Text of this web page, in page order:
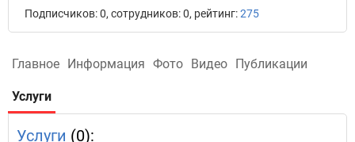
Подписчиков: 0, сотрудников: 0, рейтинг:275
Главное Информация Фото Видео Публикации
Услуги
Услуги (0):